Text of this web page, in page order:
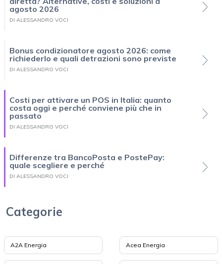
agosto 2026
DI ALESSANDRO VOCI
Bonus condizionatore agosto 2026: come
richiederlo e quali detrazioni sono previste
DI ALESSANDRO VOCI
Costi per attivare un POS in Italia: quanto
costa oggi e perché conviene più che in
passato
DI ALESSANDRO VOCI
Differenze tra BancoPosta e PostePay:
quale scegliere e perché
DI ALESSANDRO VOCI
Categorie
A2A Energia Acea Energia